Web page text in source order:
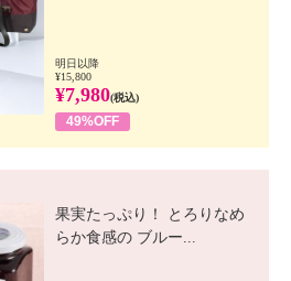
明日以降
¥15,800
¥7,980(税込)
49%OFF
果実たっぷり！ とろりなめ
らか食感の ブルー...